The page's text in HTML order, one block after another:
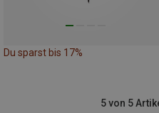
Du sparst bis 17%
5 von 5